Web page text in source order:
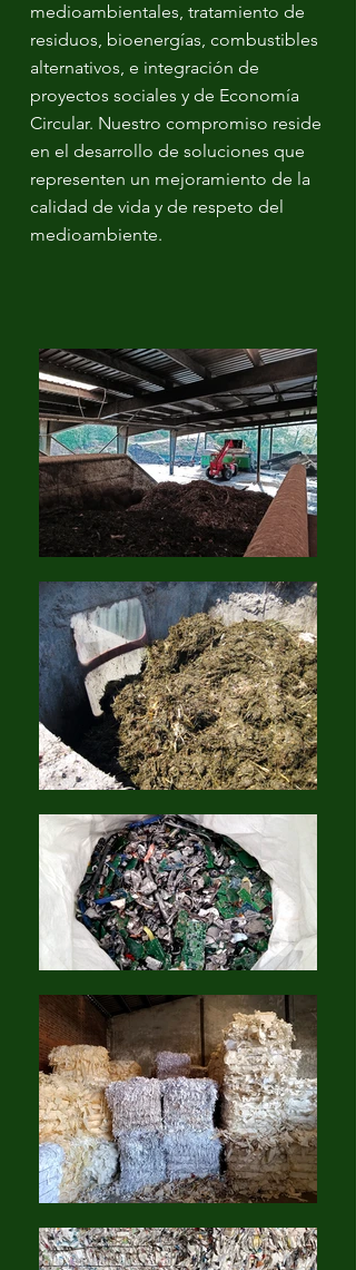
medioambientales, tratamiento de
residuos, bioenergías, combustibles
alternativos, e integración de
proyectos sociales y de Economía
Circular. Nuestro compromiso reside
en el desarrollo de soluciones que
representen un mejoramiento de la
calidad de vida y de respeto del
medioambiente.